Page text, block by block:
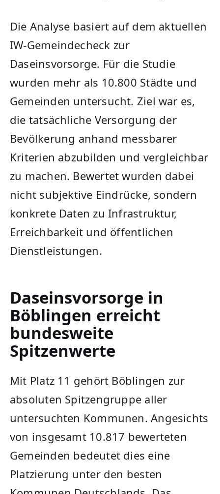
Die Analyse basiert auf dem aktuellen
IW-Gemeindecheck zur
Daseinsvorsorge. Für die Studie
wurden mehr als 10.800 Städte und
Gemeinden untersucht. Ziel war es,
die tatsächliche Versorgung der
Bevölkerung anhand messbarer
Kriterien abzubilden und vergleichbar
zu machen. Bewertet wurden dabei
nicht subjektive Eindrücke, sondern
konkrete Daten zu Infrastruktur,
Erreichbarkeit und öffentlichen
Dienstleistungen.
Daseinsvorsorge in
Böblingen erreicht
bundesweite
Spitzenwerte
Mit Platz 11 gehört Böblingen zur
absoluten Spitzengruppe aller
untersuchten Kommunen. Angesichts
von insgesamt 10.817 bewerteten
Gemeinden bedeutet dies eine
Platzierung unter den besten